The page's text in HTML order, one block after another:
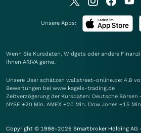
Unsere Apps:
Wenn Sie Kursdaten, Widgets oder andere
Ihnen ARIVA gerne.
Unsere User schätzen wallstreet-online.de: 4.8
Bewertungen bei www.kagels-trading.de
Zeitverzögerung der Kursdaten: Deutsche Börsen
NYSE +20 Min. AMEX +20 Min. Dow Jones +15
Copyright © 1998-2026 Smartbroker Holding AG